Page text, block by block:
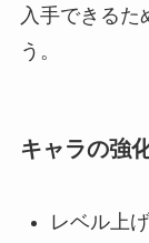
入手できるた
う。
キャラの強
レベル上げ